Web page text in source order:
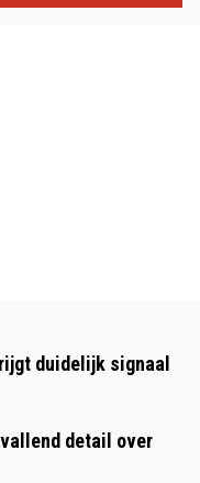
duidelijk signaal
detail over